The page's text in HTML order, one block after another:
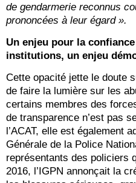
de gendarmerie reconnus
prononcées à leur égard ».
Un enjeu pour la
institutions, un enjeu
Cette opacité jette le doute
de faire la lumière sur les
certains membres des
de transparence n’est pas
l’ACAT, elle est également
Générale de la Police
représentants des policiers
2016, l’IGPN annonçait la